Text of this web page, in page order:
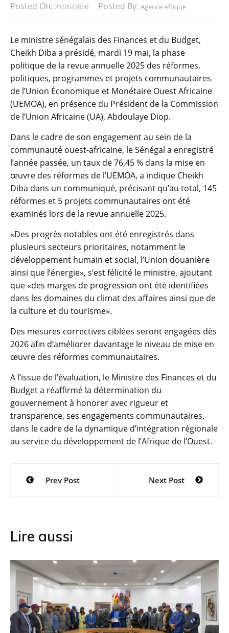
Posted On: 21/05/2026 Posted By: Agence Afrique
Le ministre sénégalais des Finances et du Budget,
Cheikh Diba a présidé, mardi 19 mai, la phase
politique de la revue annuelle 2025 des réformes,
politiques, programmes et projets communautaires
de l’Union Économique et Monétaire Ouest Africaine
(UEMOA), en présence du Président de la Commission
de l’Union Africaine (UA), Abdoulaye Diop.
Dans le cadre de son engagement au sein de la
communauté ouest-africaine, le Sénégal a enregistré
l’année passée, un taux de 76,45 % dans la mise en
œuvre des réformes de l’UEMOA, a indique Cheikh
Diba dans un communiqué, précisant qu’au total, 145
réformes et 5 projets communautaires ont été
examinés lors de la revue annuelle 2025.
«Des progrès notables ont été enregistrés dans
plusieurs secteurs prioritaires, notamment le
développement humain et social, l’Union douanière
ainsi que l’énergie», s’est félicité le ministre, ajoutant
que «des marges de progression ont été identifiées
dans les domaines du climat des affaires ainsi que de
la culture et du tourisme».
Des mesures correctives ciblées seront engagées dès
2026 afin d’améliorer davantage le niveau de mise en
œuvre des réformes communautaires.
A l’issue de l’évaluation, le Ministre des Finances et du
Budget a réaffirmé la détermination du
gouvernement à honorer avec rigueur et
transparence, ses engagements communautaires,
dans le cadre de la dynamique d’intégration régionale
au service du développement de l’Afrique de l’Ouest.
Navigation
Prev Post Next Post
Lire aussi